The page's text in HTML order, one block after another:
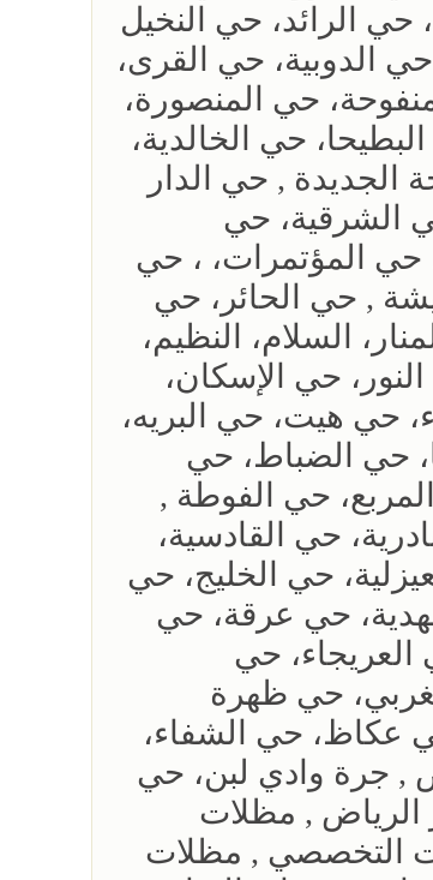
الرائد، حي النخيل
الدوبية، حي القرى،
حي المنصورة،
حي الخالدية،
, حي الدار
الشرقية، حي
حي المؤتمرات، ، حي
, حي الحائر، حي
السلام، النظيم،
حي الإسكان،
حي هيت، حي البريه،
حي الضباط، حي
حي الفوطة ,
حي القادسية،
حي الخليج، حي
حي عرقة، حي
حي
حي ظهرة
عكاظ، حي الشفاء،
, جرة وادي لبن، حي
الرياض , مظلات
التخصصي , مظلات